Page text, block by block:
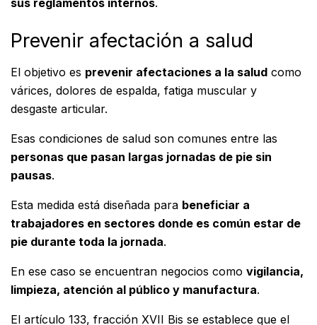
sus reglamentos internos.
Prevenir afectación a salud
El objetivo es prevenir afectaciones a la salud como
várices, dolores de espalda, fatiga muscular y
desgaste articular.
Esas condiciones de salud son comunes entre las
personas que pasan largas jornadas de pie sin
pausas.
Esta medida está diseñada para beneficiar a
trabajadores en sectores donde es común estar de
pie durante toda la jornada.
En ese caso se encuentran negocios como vigilancia,
limpieza, atención al público y manufactura.
El artículo 133, fracción XVII Bis se establece que el